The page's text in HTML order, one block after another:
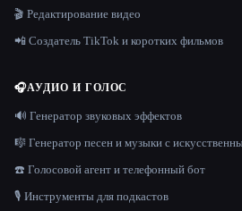
🎬 Редактирование видео
📲 Создатель TikTok и коротких фильмов
🎧АУДИО И ГОЛОС
🔊 Генератор звуковых эффектов
🎼 Генератор песен и музыки с
☎️ Голосовой агент и телефонный бот
🎙️ Инструменты для подкастов